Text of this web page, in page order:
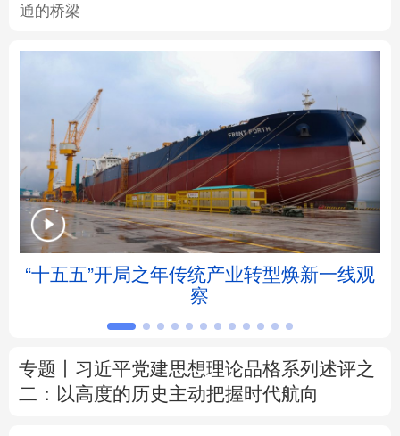
公益
地方频道
北京 天津 河北 山西
辽宁 吉林 上海 江苏
浙江 安徽 福建 江西
河南 湖北
广东 广西 海南 重庆
通的桥梁
“十五五”开局之年传统产业转型焕新一线观
察
专题丨 习近平党建思想理论品格系列述评之
二：以高度的历史主动把握时代航向